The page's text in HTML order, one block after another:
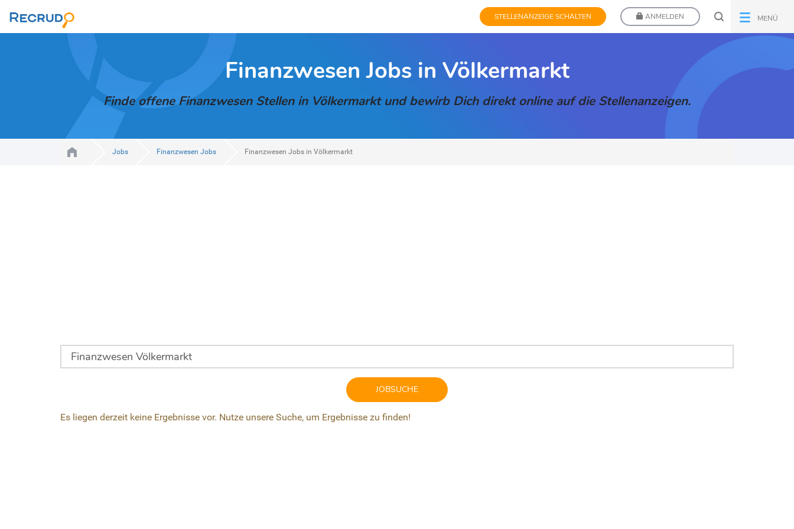
STELLENANZEIGE SCHALTEN ANMELDEN MENÜ
Finanzwesen Jobs in Völkermarkt
Finde offene Finanzwesen Stellen in Völkermarkt und bewirb Dich direkt online auf die Stellenanzeigen.
Jobs Finanzwesen Jobs Finanzwesen Jobs in Völkermarkt
JOBSUCHE
Es liegen derzeit keine Ergebnisse vor. Nutze unsere Suche, um Ergebnisse zu finden!